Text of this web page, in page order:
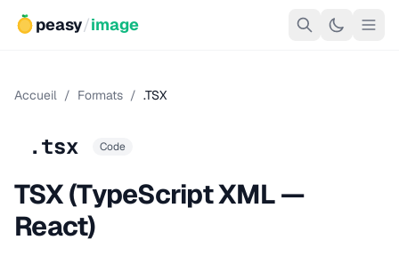
peasy/image
Accueil / Formats / .TSX
.tsx Code
TSX (TypeScript XML —
React)